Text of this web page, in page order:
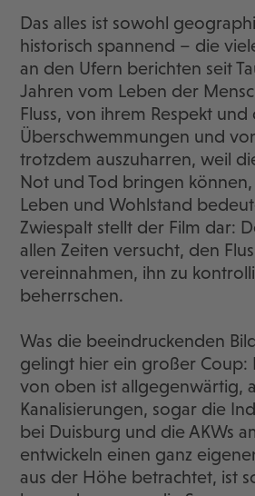
Das alles ist sowohl
historisch spannend – die
an den Ufern berichten seit
Jahren vom Leben der
Fluss, von ihrem Respekt
Überschwemmungen und
trotzdem auszuharren, weil
Not und Tod bringen
Leben und Wohlstand
Zwiespalt stellt der Film dar:
allen Zeiten versucht, den
vereinnahmen, ihn zu
beherrschen.
Was die beeindruckenden
gelingt hier ein großer Coup:
von oben ist allgegenwärtig,
Kanalisierungen, sogar die
bei Duisburg und die AKWs
entwickeln einen ganz
aus der Höhe betrachtet, ist